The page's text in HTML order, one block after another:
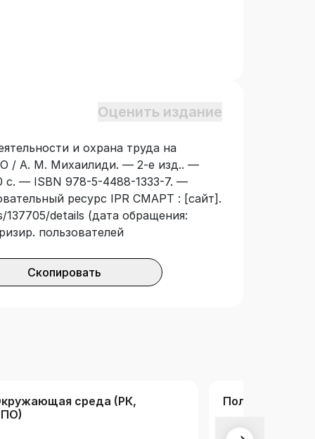
для студентов всех профессий
предусмотрено изучение
Оценить издание
и охрана труда на
/ А. М. Михаилиди. — 2-е изд.. —
с. — ISBN 978-5-4488-1333-7. —
ресурс IPR СМАРТ : [сайт].
details (дата обращения:
пользователей
Скопировать
среда (РК,
Полная